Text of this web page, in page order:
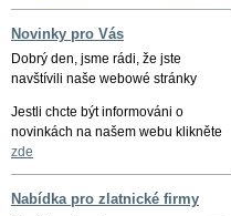
Novinky pro Vás
Dobrý den, jsme rádi, že jste
navštívili naše webowé stránky
Jestli chcte být informováni o
novinkách na našem webu klikněte
zde
Nabídka pro zlatnické firmy